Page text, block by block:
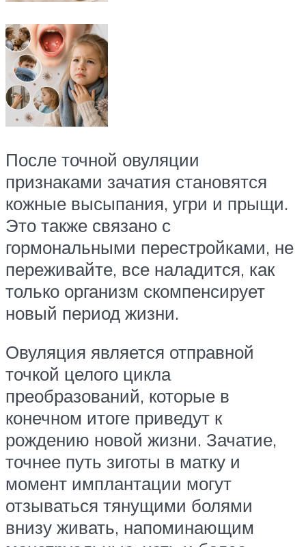
После точной овуляции
признаками зачатия становятся
кожные высыпания, угри и прыщи.
Это также связано с
гормональными перестройками, не
переживайте, все наладится, как
только организм скомпенсирует
новый период жизни.
Овуляция является отправной
точкой целого цикла
преобразований, которые в
конечном итоге приведут к
рождению новой жизни. Зачатие,
точнее путь зиготы в матку и
момент имплантации могут
отзываться тянущими болями
внизу живать, напоминающим